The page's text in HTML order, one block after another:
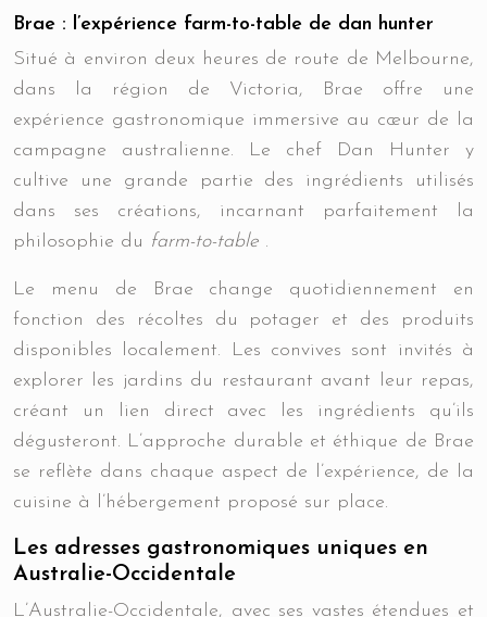
Brae : l’expérience farm-to-table de dan hunter
Situé à environ deux heures de route de Melbourne,
dans la région de Victoria, Brae offre une
expérience gastronomique immersive au cœur de la
campagne australienne. Le chef Dan Hunter y
cultive une grande partie des ingrédients utilisés
dans ses créations, incarnant parfaitement la
philosophie du farm-to-table .
Le menu de Brae change quotidiennement en
fonction des récoltes du potager et des produits
disponibles localement. Les convives sont invités à
explorer les jardins du restaurant avant leur repas,
créant un lien direct avec les ingrédients qu’ils
dégusteront. L’approche durable et éthique de Brae
se reflète dans chaque aspect de l’expérience, de la
cuisine à l’hébergement proposé sur place.
Les adresses gastronomiques uniques en
Australie-Occidentale
L’Australie-Occidentale, avec ses vastes étendues et